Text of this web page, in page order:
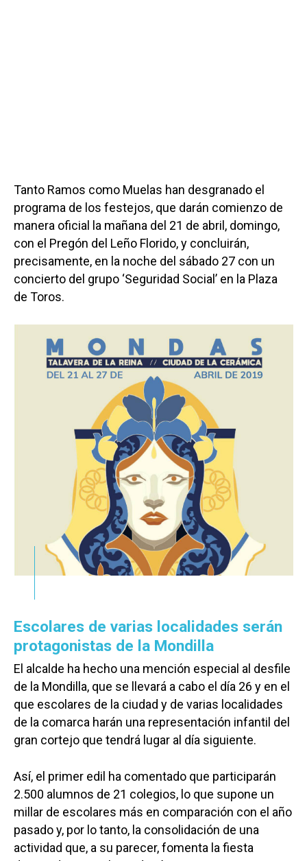
Tanto Ramos como Muelas han desgranado el
programa de los festejos, que darán comienzo de
manera oficial la mañana del 21 de abril, domingo,
con el Pregón del Leño Florido, y concluirán,
precisamente, en la noche del sábado 27 con un
concierto del grupo ‘Seguridad Social’ en la Plaza
de Toros.
Escolares de varias localidades serán
protagonistas de la Mondilla
El alcalde ha hecho una mención especial al desfile
de la Mondilla, que se llevará a cabo el día 26 y en el
que escolares de la ciudad y de varias localidades
de la comarca harán una representación infantil del
gran cortejo que tendrá lugar al día siguiente.
Así, el primer edil ha comentado que participarán
2.500 alumnos de 21 colegios, lo que supone un
millar de escolares más en comparación con el año
pasado y, por lo tanto, la consolidación de una
actividad que, a su parecer, fomenta la fiesta